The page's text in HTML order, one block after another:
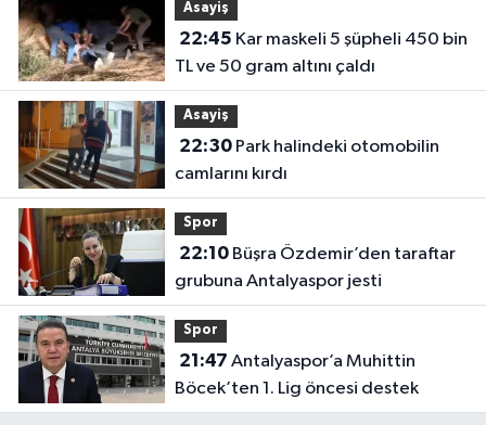
Asayiş
22:45
TL ve 50 gram altını çaldı
Asayiş
22:30Park halindeki otomobilin
camlarını kırdı
Spor
22:10Büşra Özdemir’den taraftar
grubuna Antalyaspor jesti
Spor
21:47
Böcek’ten 1. Lig öncesi destek